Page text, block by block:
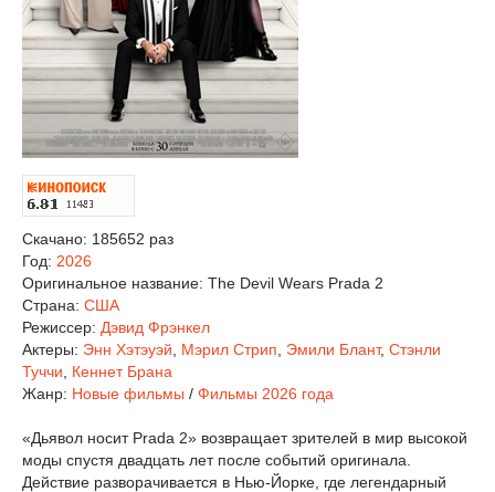
Скачано: 185652 раз
Год: 2026
Оригинальное название: The Devil Wears Prada 2
Страна: США
Режиссер: Дэвид Фрэнкел
Актеры: Энн Хэтэуэй Мэрил Стрип Эмили Блант, Стэнли
Туччи
Кеннет Брана
Жанр: Новые фильмы / Фильмы 2026 года
«Дьявол носит Prada 2» возвращает зрителей в мир высокой
моды спустя двадцать лет после событий оригинала.
Действие разворачивается в Нью-Йорке, где легендарный